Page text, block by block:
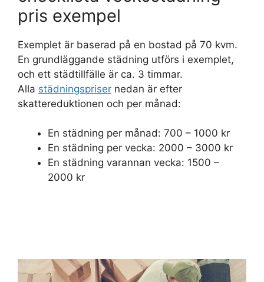
pris exempel
Exemplet är baserad på en bostad på 70 kvm.
En grundläggande städning utförs i exemplet,
och ett städtillfälle är ca. 3 timmar.
Alla städningspriser nedan är efter
skattereduktionen och per månad:
En städning per månad: 700 – 1000 kr
En städning per vecka: 2000 – 3000 kr
En städning varannan vecka: 1500 –
2000 kr